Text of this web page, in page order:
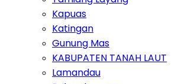
Kapuas
Katingan
Gunung Mas
KABUPATEN TANAH LAUT
Lamandau